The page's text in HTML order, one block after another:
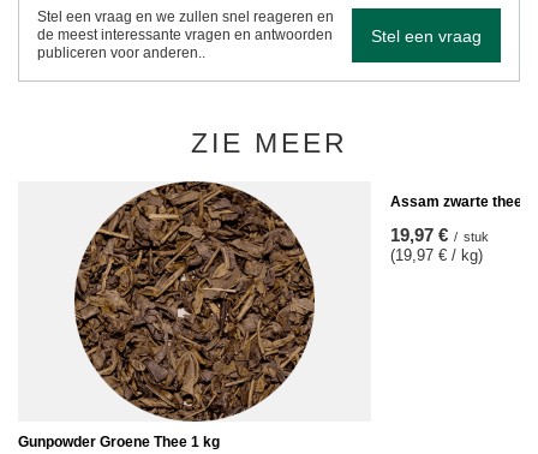
Stel een vraag en we zullen snel reageren en
de meest interessante vragen en antwoorden
publiceren voor anderen..
Stel een vraag
ZIE MEER
Gunpowder Groene Thee 1 kg
Assam zwarte thee 1
19,97 € / stuk
(19,97 € / kg)